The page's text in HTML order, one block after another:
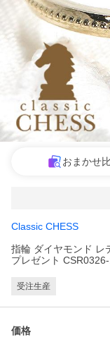
おまかせ
Classic CHESS
指輪 ダイヤモンド レ
プレゼント
受注生産
価格